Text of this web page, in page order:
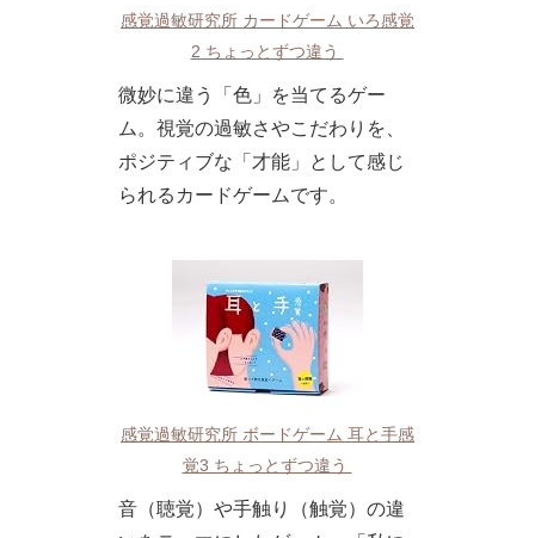
感覚過敏研究所 カードゲーム いろ感覚
2 ちょっとずつ違う
微妙に違う「色」を当てるゲー
ム。視覚の過敏さやこだわりを、
ポジティブな「才能」として感じ
られるカードゲームです。
感覚過敏研究所 ボードゲーム 耳と手感
覚3 ちょっとずつ違う
音（聴覚）や手触り（触覚）の違